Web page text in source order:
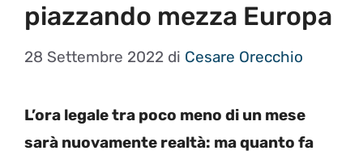
piazzando mezza Europa
28 Settembre 2022 di Cesare Orecchio
L’ora legale tra poco meno di un mese
sarà nuovamente realtà: ma quanto fa